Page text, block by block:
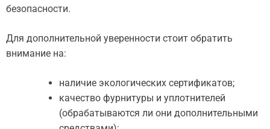
безопасности.
Для дополнительной уверенности стоит обратить
внимание на:
наличие экологических сертификатов;
качество фурнитуры и уплотнителей
(обрабатываются ли они дополнительными